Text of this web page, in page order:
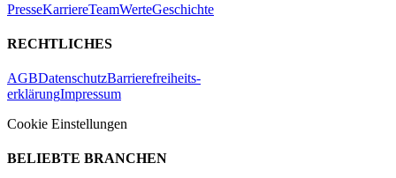
PresseKarriereTeamWerteGeschichte
RECHTLICHES
AGBDatenschutzBarrierefreiheits-
erklärungImpressum
Cookie Einstellungen
BELIEBTE BRANCHEN